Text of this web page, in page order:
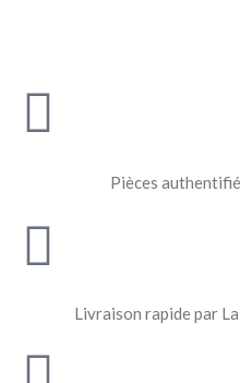
Pièces
Livraison rapide par